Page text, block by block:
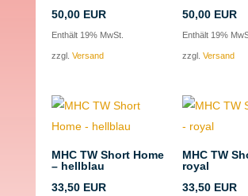
50,00EUR
Enthält 19% MwSt.
zzgl. Versand
50,00 EUR
Enthält 19%
zzgl.Versand
MHC TW Short Home
– hellblau
33,50EUR
MHC TW
royal
33,50 EUR